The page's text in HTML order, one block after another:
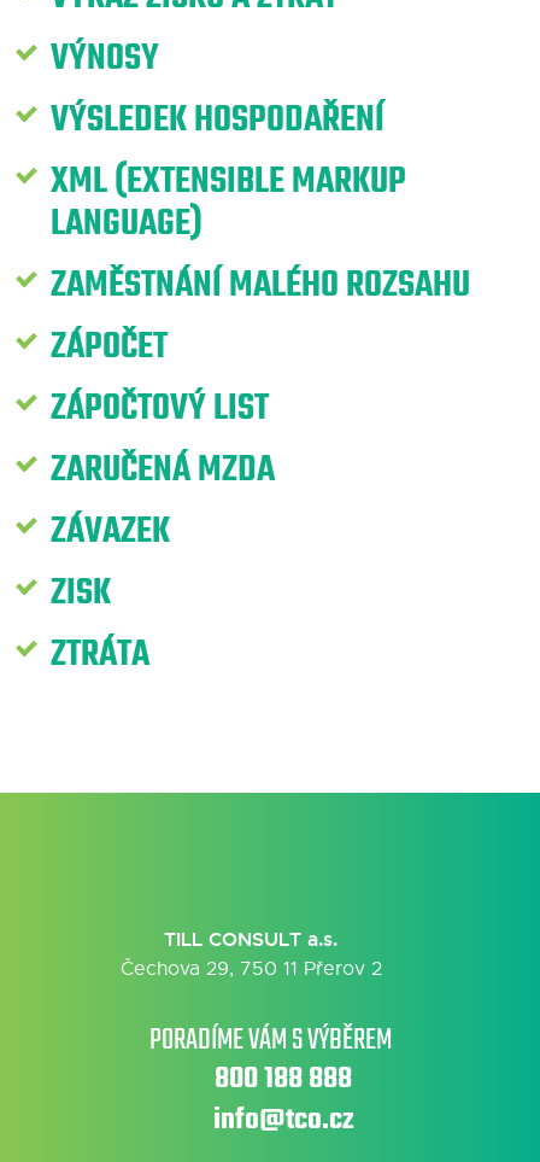
VÝNOSY
VÝSLEDEK HOSPODAŘENÍ
XML (EXTENSIBLE MARKUP
LANGUAGE)
ZAMĚSTNÁNÍ MALÉHO ROZSAHU
ZÁPOČET
ZÁPOČTOVÝ LIST
ZARUČENÁ MZDA
ZÁVAZEK
ZISK
ZTRÁTA
TILL CONSULT a.s.
Čechova 29, 750 11 Přerov 2
PORADÍME VÁM S VÝBĚREM
800 188 888
info@tco.cz